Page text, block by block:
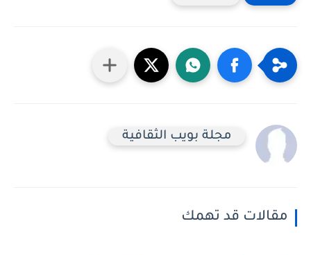
مجلة بويب الثقافية
مقالات قد تهمك